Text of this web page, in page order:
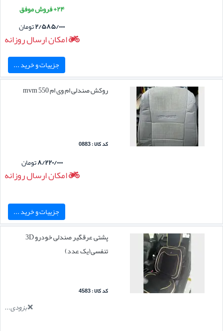
۲۴+ فروش موفق
۲/۵۸۵/۰۰۰تومان
امکان ارسال روزانه
جزییات و خرید ...
روکش صندلی ام وی ام mvm 550
کد کالا : 0883
۸/۲۲۰/۰۰۰تومان
امکان ارسال روزانه
جزییات و خرید ...
پشتی عرقگیر صندلی خودرو 3D
تنفسی(یک عدد)
کد کالا : 4583
بزودی...